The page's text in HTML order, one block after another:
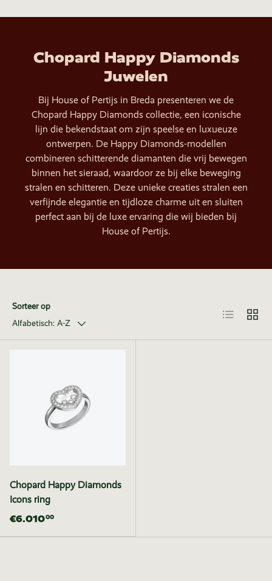
Chopard Happy Diamonds
Juwelen
Bij House of Pertijs in Breda presenteren we de
Chopard Happy Diamonds collectie, een iconische
lijn die bekendstaat om zijn speelse en luxueuze
ontwerpen. De Happy Diamonds-modellen
combineren schitterende diamanten die vrij bewegen
binnen het sieraad, waardoor ze bij elke beweging
stralen en schitteren. Deze unieke creaties stralen een
verfijnde elegantie en tijdloze charme uit en sluiten
perfect aan bij de luxe ervaring die wij bieden bij
House of Pertijs.
Sorteer op
Alfabetisch: A-Z
Lijst Raster
Chopard Happy Diamonds
Icons ring
€6.01000